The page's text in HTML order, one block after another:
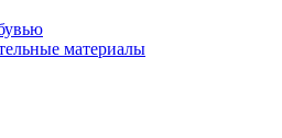
материалы